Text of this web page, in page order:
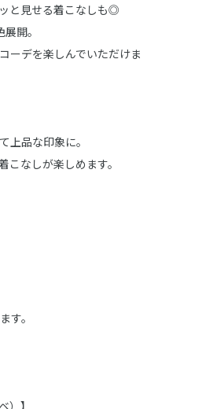
と見せる着こなしも◎
開。
ーデを楽しんでいただけま
上品な印象に。
なしが楽しめます。
す。
）】